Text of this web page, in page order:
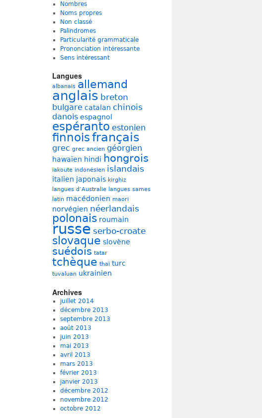
Nombres
Noms propres
Non classé
Palindromes
Particularité grammaticale
Prononciation intéressante
Sens intéressant
Langues
albanais allemand
anglais breton
bulgare catalan chinois
danois espagnol
espéranto estonien
finnoisfrançais
grec grec ancien géorgien
hawaïen hindi hongrois
iakoute indonésien islandais
italien japonais kirghiz
langues d’Australie langues sames
latin macédonien maori
norvégien néerlandais
polonais roumain
russe serbo-croate
slovaque slovène
suédois tatar
tchèque thaï turc
tuvaluan ukrainien
Archives
juillet 2014
décembre 2013
septembre 2013
août 2013
juin 2013
mai 2013
avril 2013
mars 2013
février 2013
janvier 2013
décembre 2012
novembre 2012
octobre 2012